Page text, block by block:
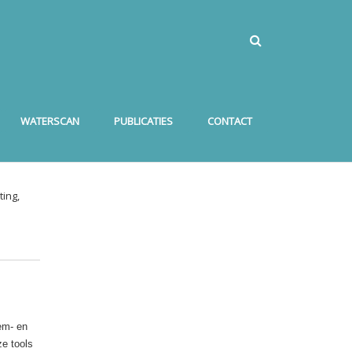
WATERSCAN PUBLICATIES CONTACT
en
tools